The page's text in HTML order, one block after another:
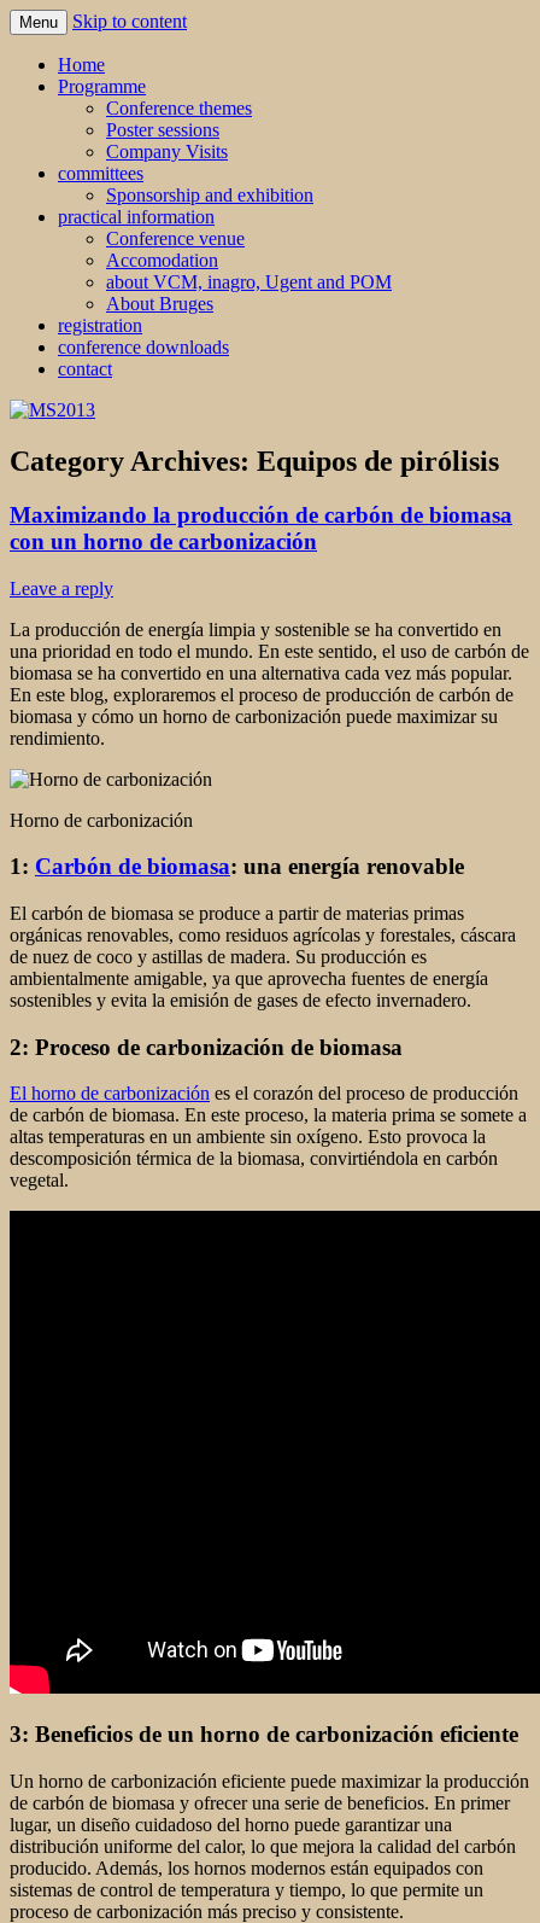
MS2013
Menu Skip to content
Home
Programme
Conference themes
Poster sessions
Company Visits
committees
Sponsorship and exhibition
practical information
Conference venue
Accomodation
about VCM, inagro, Ugent and POM
About Bruges
registration
conference downloads
contact
Category Archives: Equipos de pirólisis
Maximizando la producción de carbón de biomasa
con un horno de carbonización
Leave a reply
La producción de energía limpia y sostenible se ha convertido en
una prioridad en todo el mundo. En este sentido, el uso de carbón de
biomasa se ha convertido en una alternativa cada vez más popular.
En este blog, exploraremos el proceso de producción de carbón de
biomasa y cómo un horno de carbonización puede maximizar su
rendimiento.
Horno de carbonización
1: Carbón de biomasa: una energía renovable
El carbón de biomasa se produce a partir de materias primas
orgánicas renovables, como residuos agrícolas y forestales, cáscara
de nuez de coco y astillas de madera. Su producción es
ambientalmente amigable, ya que aprovecha fuentes de energía
sostenibles y evita la emisión de gases de efecto invernadero.
2: Proceso de carbonización de biomasa
El horno de carbonización es el corazón del proceso de producción
de carbón de biomasa. En este proceso, la materia prima se somete a
altas temperaturas en un ambiente sin oxígeno. Esto provoca la
descomposición térmica de la biomasa, convirtiéndola en carbón
vegetal.
3: Beneficios de un horno de carbonización eficiente
Un horno de carbonización eficiente puede maximizar la producción
de carbón de biomasa y ofrecer una serie de beneficios. En primer
lugar, un diseño cuidadoso del horno puede garantizar una
distribución uniforme del calor, lo que mejora la calidad del carbón
producido. Además, los hornos modernos están equipados con
sistemas de control de temperatura y tiempo, lo que permite un
proceso de carbonización más preciso y consistente.